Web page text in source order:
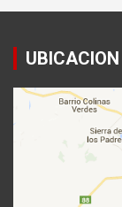
UBICACION